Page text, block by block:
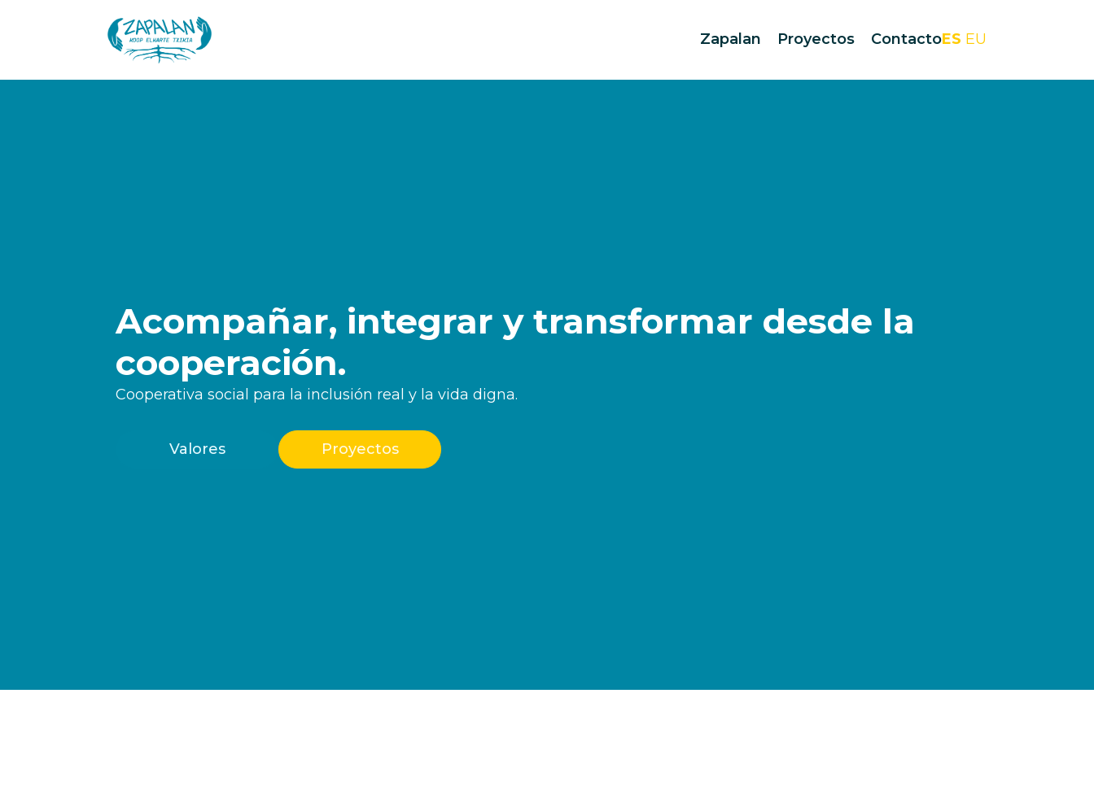
Zapalan Proyectos ContactoES EU
Acompañar, integrar y transformar desde la
cooperación.
Cooperativa social para la inclusión real y la vida digna.
Valores Proyectos